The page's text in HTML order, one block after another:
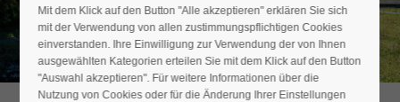
den Menschen verpflichtet
Mit dem Klick auf den Button "Alle akzeptieren" erklären Sie sich
mit der Verwendung von allen zustimmungspflichtigen Cookies
einverstanden. Ihre Einwilligung zur Verwendung der von Ihnen
ausgewählten Kategorien erteilen Sie mit dem Klick auf den Button
"Auswahl akzeptieren". Für weitere Informationen über die
Nutzung von Cookies oder für die Änderung Ihrer Einstellungen